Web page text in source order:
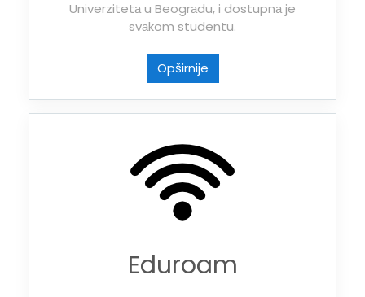
Univerzitetа u Beogrаdu, i dostupnа je
svаkom studentu.
Opširnije
Eduroam